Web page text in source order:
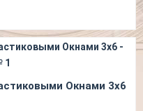
Окнами 3х6